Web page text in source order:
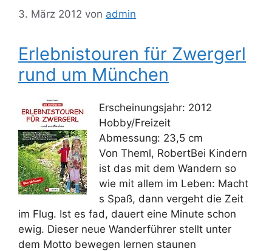
3. März 2012 von admin
Erlebnistouren für Zwergerl
rund um München
Erscheinungsjahr: 2012
Hobby/Freizeit
Abmessung: 23,5 cm
Von Theml, RobertBei Kindern
ist das mit dem Wandern so
wie mit allem im Leben: Macht
s Spaß, dann vergeht die Zeit
im Flug. Ist es fad, dauert eine Minute schon
ewig. Dieser neue Wanderführer stellt unter
dem Motto bewegen lernen staunen